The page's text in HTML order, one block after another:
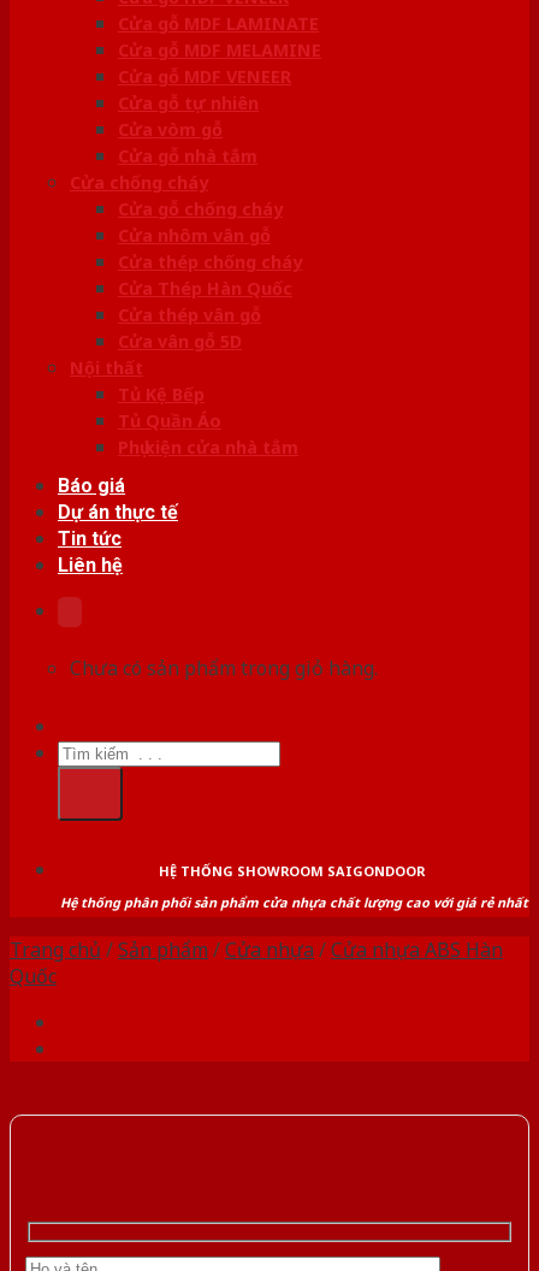
Cửa gỗ MDF LAMINATE
Cửa gỗ MDF MELAMINE
Cửa gỗ MDF VENEER
Cửa gỗ tự nhiên
Cửa vòm gỗ
Cửa gỗ nhà tắm
Cửa chống cháy
Cửa gỗ chống cháy
Cửa nhôm vân gỗ
Cửa thép chống cháy
Cửa Thép Hàn Quốc
Cửa thép vân gỗ
Cửa vân gỗ 5D
Nội thất
Tủ Kệ Bếp
Tủ Quần Áo
Phụ kiện cửa nhà tắm
Báo giá
Dự án thực tế
Tin tức
Liên hệ
Chưa có sản phẩm trong giỏ hàng.
Tìm
kiếm:
HỆ THỐNG SHOWROOM SAIGONDOOR
Hệ thống phân phối sản phẩm cửa nhựa chất lượng cao với giá rẻ nhất
Trang chủ /Sản phẩm /Cửa nhựa /Cửa nhựa ABS Hàn
Quốc